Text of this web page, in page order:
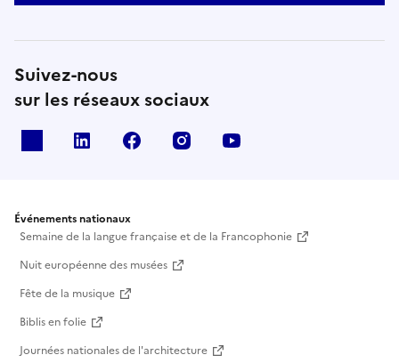
Suivez-nous
sur les réseaux sociaux
Linkedin Facebook Instagram
Événements nationaux
Semaine de la langue française et de la Francophonie
Nuit européenne des musées
Fête de la musique
Biblis en folie
Journées nationales de l'architecture